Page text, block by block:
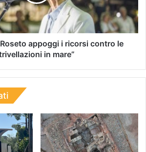
appoggi i ricorsi contro le
in mare”